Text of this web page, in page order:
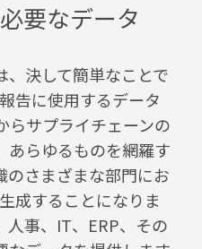
要なデータ
、決して簡単なことで
告に使用するデータ
らサプライチェーンの
あらゆるものを網羅す
のさまざまな部門にお
成することになりま
人事、IT、ERP、その